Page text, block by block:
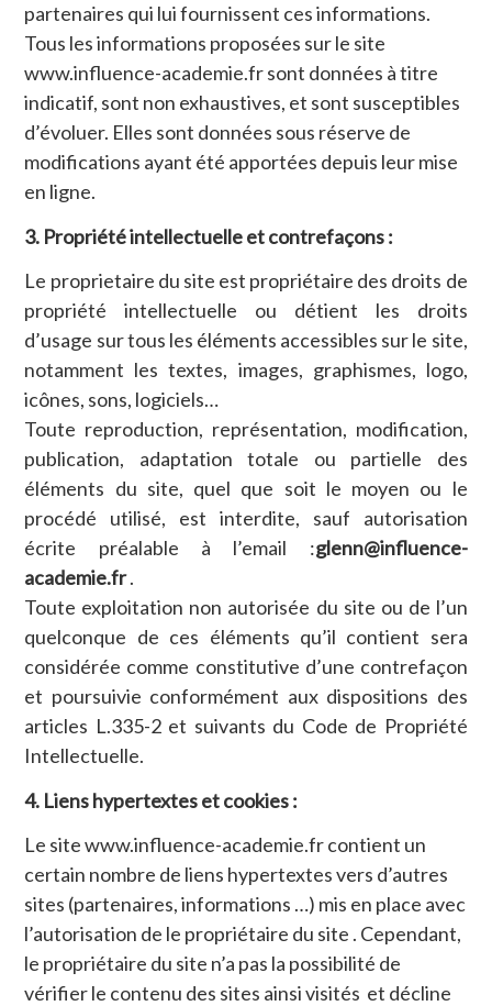
partenaires qui lui fournissent ces informations.
Tous les informations proposées sur le site
www.influence-academie.fr sont données à titre
indicatif, sont non exhaustives, et sont susceptibles
d’évoluer. Elles sont données sous réserve de
modifications ayant été apportées depuis leur mise
en ligne.
3. Propriété intellectuelle et contrefaçons :
Le proprietaire du site est propriétaire des droits de
propriété intellectuelle ou détient les droits
d’usage sur tous les éléments accessibles sur le site,
notamment les textes, images, graphismes, logo,
icônes, sons, logiciels…
Toute reproduction, représentation, modification,
publication, adaptation totale ou partielle des
éléments du site, quel que soit le moyen ou le
procédé utilisé, est interdite, sauf autorisation
écrite préalable à l’email :glenn@influence-
academie.fr.
Toute exploitation non autorisée du site ou de l’un
quelconque de ces éléments qu’il contient sera
considérée comme constitutive d’une contrefaçon
et poursuivie conformément aux dispositions des
articles L.335-2 et suivants du Code de Propriété
Intellectuelle.
4. Liens hypertextes et cookies :
Le site www.influence-academie.fr contient un
certain nombre de liens hypertextes vers d’autres
sites (partenaires, informations …) mis en place avec
l’autorisation de le propriétaire du site . Cependant,
le propriétaire du site n’a pas la possibilité de
vérifier le contenu des sites ainsi visités et décline